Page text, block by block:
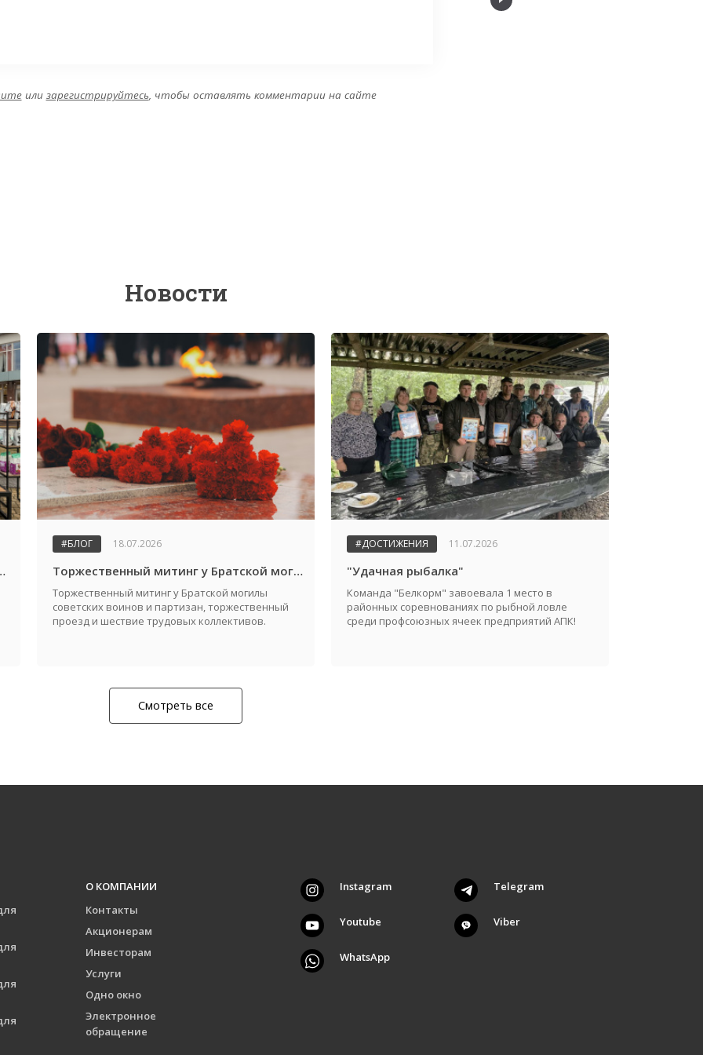
или зарегистрируйтесь, чтобы оставлять комментарии на сайте
Новости
конкурс "Автоледи 2026"
#БЛОГ 18.07.2026
Торжественный митинг у Братской могилы советских воинов и партизан, посвященный Дню города и Дню освобождения Жабинковского района от немецко-фашистских захватчиков
Торжественный митинг у Братской могилы
советских воинов и партизан, торжественный
проезд и шествие трудовых коллективов.
#ДОСТИЖЕНИЯ 11.07.2026
"Удачная рыбалка"
Команда "Белкорм" завоевала 1 место в
районных соревнованиях по рыбной ловле
среди профсоюзных ячеек предприятий АПК!
Смотреть все
О КОМПАНИИ
Контакты
Акционерам
Инвесторам
Услуги
Одно окно
Электронное
обращение
Instagram Telegram
Youtube Viber
WhatsApp